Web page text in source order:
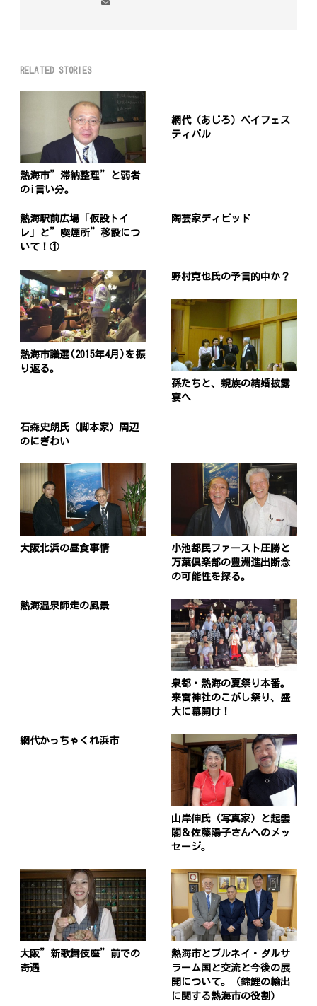
RELATED STORIES
熱海市”滞納整理”と弱者
のi言い分。
網代（あじろ）ベイフェス
ティバル
熱海駅前広場「仮設トイ
レ」と”喫煙所”移設につ
いて！①
陶芸家ディビッド
熱海市議選(2015年4月)を振
り返る。
野村克也氏の予言的中か？
孫たちと、親族の結婚披露
宴へ
石森史朗氏（脚本家）周辺
のにぎわい
大阪北浜の昼食事情
小池都民ファースト圧勝と
万葉倶楽部の豊洲進出断念
の可能性を探る。
熱海温泉師走の風景
泉都・熱海の夏祭り本番。
来宮神社のこがし祭り、盛
大に幕開け！
網代かっちゃくれ浜市
山岸伸氏（写真家）と起雲
閣＆佐藤陽子さんへのメッ
セージ。
大阪”新歌舞伎座”前での
奇遇
熱海市とブルネイ・ダルサ
ラーム国と交流と今後の展
開について。（錦鯉の輸出
に関する熱海市の役割）